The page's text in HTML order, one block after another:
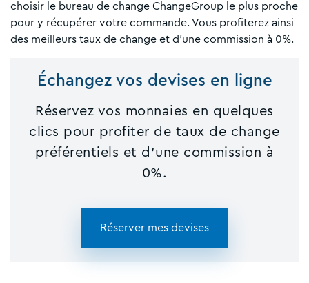
choisir le bureau de change ChangeGroup le plus proche
pour y récupérer votre commande. Vous profiterez ainsi
des meilleurs taux de change et d’une commission à 0%.
Échangez vos devises en ligne
Réservez vos monnaies en quelques
clics pour profiter de taux de change
préférentiels et d'une commission à
0%.
Réserver mes devises